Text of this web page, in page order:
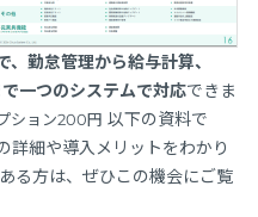
勤怠管理から給与計算、
一つのシステムで対応できま
ション200円 以下の資料で
詳細や導入メリットをわかり
る方は、ぜひこの機会にご覧